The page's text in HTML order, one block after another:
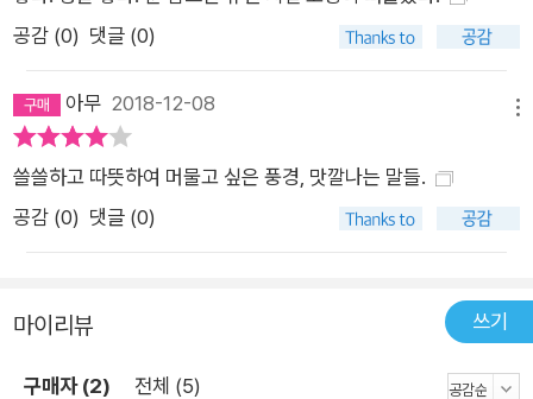
공감 (0) 댓글 (0)
아무 2018-12-08
쓸쓸하고 따뜻하여 머물고 싶은 풍경, 맛깔나는 말들.
공감 (0) 댓글 (0)
마이리뷰 쓰기
구매자 (2) 전체 (5)